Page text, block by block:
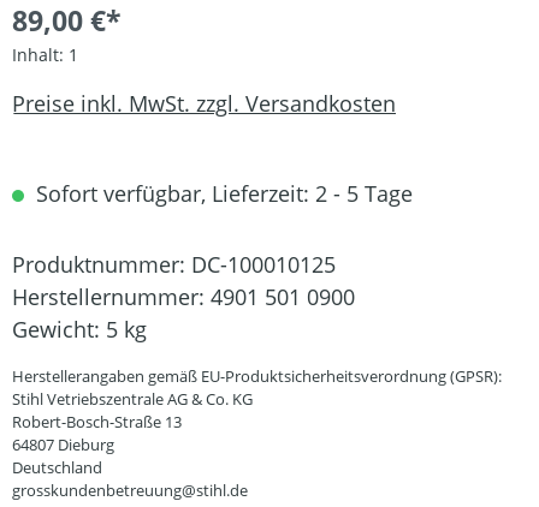
89,00 €*
Inhalt: 1
Preise inkl. MwSt. zzgl. Versandkosten
Sofort verfügbar, Lieferzeit: 2 - 5 Tage
Produktnummer: DC-100010125
Herstellernummer: 4901 501 0900
Gewicht: 5 kg
Herstellerangaben gemäß EU-Produktsicherheitsverordnung (GPSR):
Stihl Vetriebszentrale AG & Co. KG
Robert-Bosch-Straße 13
64807 Dieburg
Deutschland
grosskundenbetreuung@stihl.de